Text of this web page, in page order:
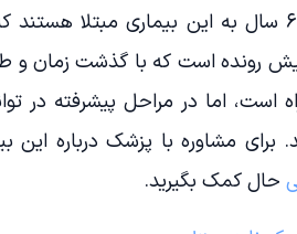
هزار آمریکایی زیر ۶۵ سال به این بیماری
پیش رونده است که با گذشت زمان و
اما در مراحل پیشرفته در
برای مشاوره با پزشک درباره
حال کمک بگیرید.